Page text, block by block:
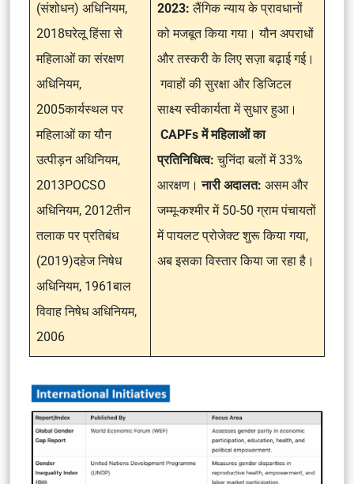
(संशोधन) अधिनियम,
2018घरेलू हिंसा से
महिलाओं का संरक्षण
अधिनियम,
2005कार्यस्थल पर
महिलाओं का यौन
उत्पीड़न अधिनियम,
2013POCSO
अधिनियम, 2012तीन
तलाक पर प्रतिबंध
(2019)दहेज निषेध
अधिनियम, 1961बाल
विवाह निषेध अधिनियम,
2006
2023: लैंगिक न्याय के प्रावधानों
को मजबूत किया गया। यौन अपराधों
और तस्करी के लिए सज़ा बढ़ाई गई।
गवाहों की सुरक्षा और डिजिटल
साक्ष्य स्वीकार्यता में सुधार हुआ।
CAPFs में महिलाओं का
प्रतिनिधित्व: चुनिंदा बलों में 33%
आरक्षण।नारी अदालत: असम और
जम्मू-कश्मीर में 50-50 ग्राम पंचायतों
में पायलट प्रोजेक्ट शुरू किया गया,
अब इसका विस्तार किया जा रहा है।